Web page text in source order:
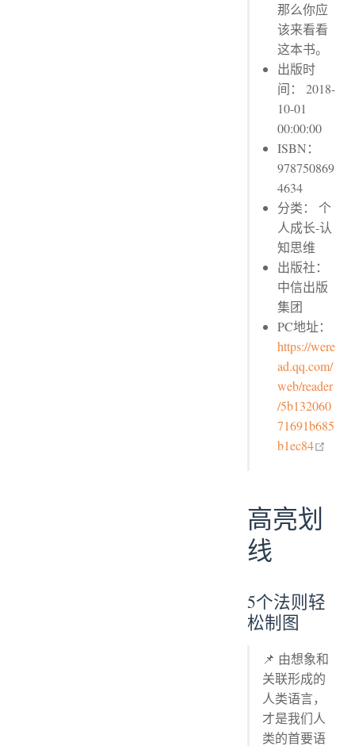
那么你应
该来看看
这本书。
出版时
间： 2018-
10-01
00:00:00
ISBN：
978750869
4634
分类： 个
人成长-认
知思维
出版社：
中信出版
集团
PC地址：
https://were
ad.qq.com/
web/reader
/5b132060
71691b685
b1ec84
高亮划
线
5个法则轻
松制图
📌 由想象和
关联形成的
人类语言，
才是我们人
类的首要语